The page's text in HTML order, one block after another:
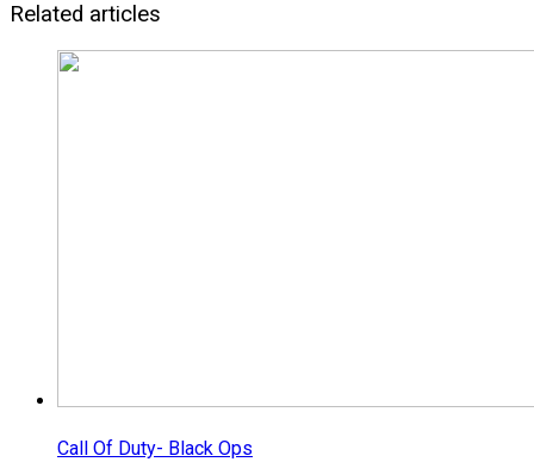
Related articles
Call Of Duty- Black Ops